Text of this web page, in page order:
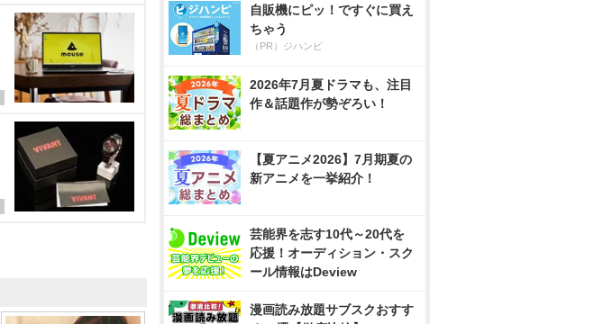
自販機にピッ！ですぐに買え
ちゃう
（PR）ジハンピ
2026年7月夏ドラマも、注目
作＆話題作が勢ぞろい！
【夏アニメ2026】7月期夏の
新アニメを一挙紹介！
芸能界を志す10代～20代を
応援！オーディション・スク
ール情報はDeview
漫画読み放題サブスクおすす